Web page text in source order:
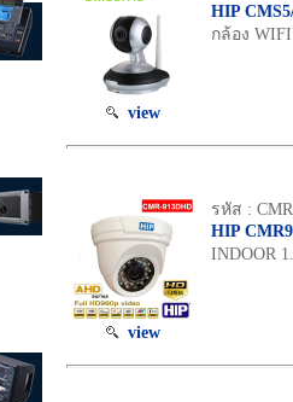
view
HIP
กล้อง
view
รหัส :
HIP
INDOOR